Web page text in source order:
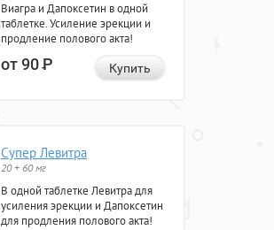
Виагра и Дапоксетин в одной
таблетке. Усиление эрекции и
продление полового акта!
от 90Р Купить
Супер Левитра
20 + 60 мг
В одной таблетке Левитра для
усиления эрекции и Дапоксетин
для продления полового акта!